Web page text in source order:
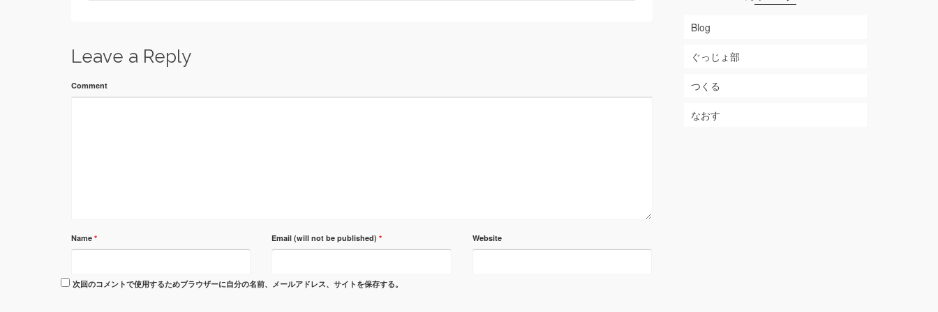
Leave a Reply
Comment
Name * Email (will not be published)* Website
次回のコメントで使用するためブラウザーに自分の名前、メールアドレス、サイトを保存する。
Blog
ぐっじょ部
つくる
なおす